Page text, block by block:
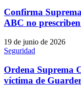
Confirma
ABC no
19 de junio de 2026
Seguridad
Ordena Suprema
víctima de